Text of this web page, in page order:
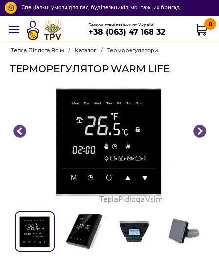
Спеціальні умови для вас, будівельників, монтажних бригад
TPV
Безкоштовні дзвінки по Україні!
+38 (063) 47 168 32
0
Тепла Підлога Всім / Каталог / Терморегулятори
ТЕРМОРЕГУЛЯТОР WARM LIFE